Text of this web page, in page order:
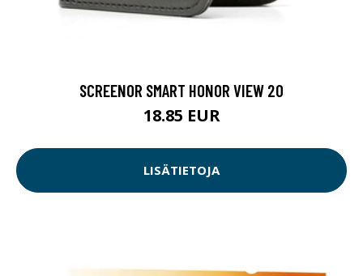
SCREENOR SMART HONOR VIEW 20
18.85 EUR
LISÄTIETOJA